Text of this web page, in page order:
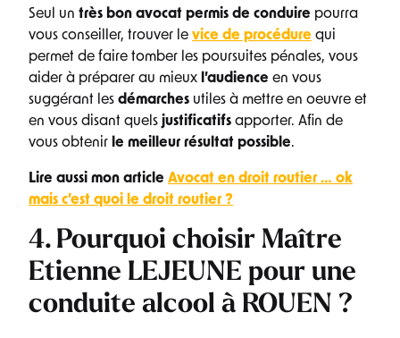
Seul un très bon avocat permis de conduire pourra
vous conseiller, trouver le vice de procédure qui
permet de faire tomber les poursuites pénales, vous
aider à préparer au mieux l’audience en vous
suggérant les démarches utiles à mettre en oeuvre et
en vous disant quels justificatifs apporter. Afin de
vous obtenir le meilleur résultat possible.
Lire aussi mon article Avocat en droit routier … ok
mais c’est quoi le droit routier ?
4. Pourquoi choisir Maître
Etienne LEJEUNE pour une
conduite alcool à ROUEN ?